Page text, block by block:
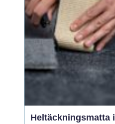
dödsbo som ingen
använder. Värdet kan
vara allt från några
hundralappar till
tiotusentals kronor. ...
Heltäckningsmatta i